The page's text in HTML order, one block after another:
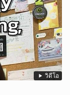
วิดีโอ